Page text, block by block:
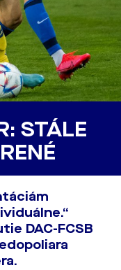
STÁLE
DAC-FCSB